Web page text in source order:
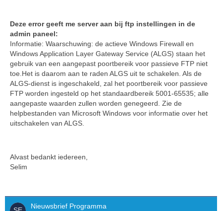
Deze error geeft me server aan bij ftp instellingen in de
admin paneel:
Informatie: Waarschuwing: de actieve Windows Firewall en
Windows Application Layer Gateway Service (ALGS) staan het
gebruik van een aangepast poortbereik voor passieve FTP niet
toe.Het is daarom aan te raden ALGS uit te schakelen. Als de
ALGS-dienst is ingeschakeld, zal het poortbereik voor passieve
FTP worden ingesteld op het standaardbereik 5001-65535; alle
aangepaste waarden zullen worden genegeerd. Zie de
helpbestanden van Microsoft Windows voor informatie over het
uitschakelen van ALGS.
Alvast bedankt iedereen,
Selim
Nieuwsbrief Programma